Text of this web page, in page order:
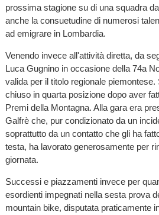
prossima stagione su di una squadra
anche la consuetudine di numerosi
ad emigrare in Lombardia.
Venendo invece all'attività diretta, da
Luca Gugnino in occasione della 74a
valida per il titolo regionale
chiuso in quarta posizione dopo aver
Premi della Montagna. Alla gara era
Galfrè che, pur condizionato da un
soprattutto da un contatto che gli ha
testa, ha lavorato generosamente per
giornata.
Successi e piazzamenti invece per
esordienti impegnati nella sesta prova
mountain bike, disputata praticamente